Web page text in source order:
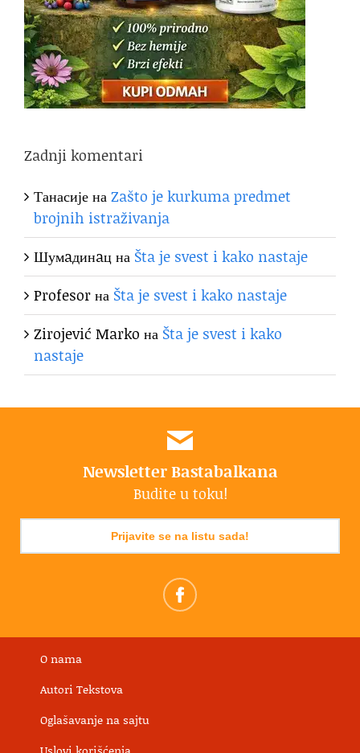
Zadnji komentari
ТанасијенаZašto je kurkuma predmet
brojnih istraživanja
Шумaдинaцна Šta je svest i kako nastaje
Profesorна Šta je svest i kako nastaje
Zirojević Marko на Šta je svest i kako
nastaje
Newsletter Bastabalkana
Budite u toku!
Prijavite se na listu sada!
O nama
Autori Tekstova
Oglašavanje na sajtu